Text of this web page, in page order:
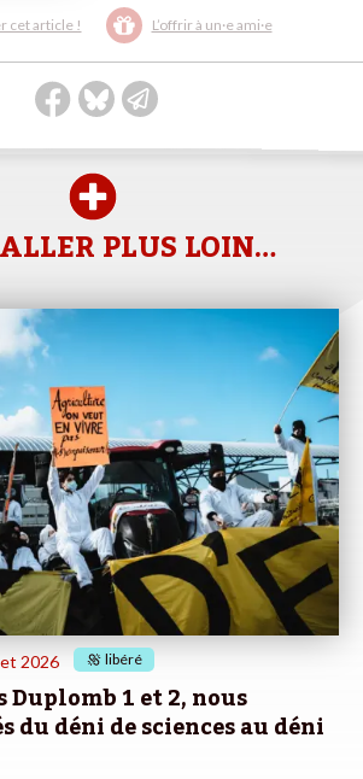
cet article ! L’offrir à un·e ami·e
PLUS LOIN…
2026 libéré
Duplomb 1 et 2, nous
du déni de sciences au déni